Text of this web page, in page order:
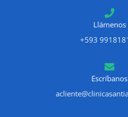
Llámenos
+593
Escríbanos